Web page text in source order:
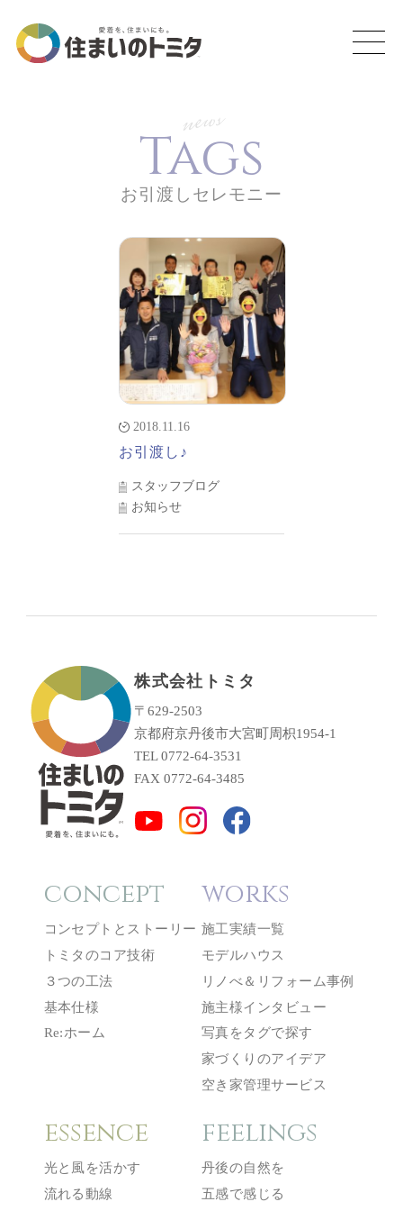
news
Tags
お引渡しセレモニー
2018.11.16
お引渡し♪
スタッフブログ
お知らせ
株式会社トミタ
〒629-2503
京都府京丹後市大宮町周枳1954-1
TEL 0772-64-3531
FAX 0772-64-3485
concept
コンセプトとストーリー
トミタのコア技術
３つの工法
基本仕様
Re:ホーム
works
施工実績一覧
モデルハウス
リノべ＆リフォーム事例
施主様インタビュー
写真をタグで探す
家づくりのアイデア
空き家管理サービス
essence
光と風を活かす
流れる動線
feelings
丹後の自然を
五感で感じる